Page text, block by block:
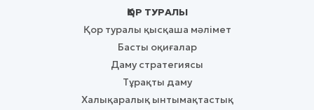
ҚОР ТУРАЛЫ
Қор туралы қысқаша мәлімет
Басты оқиғалар
Даму стратегиясы
Тұрақты даму
Халықаралық ынтымақтастық